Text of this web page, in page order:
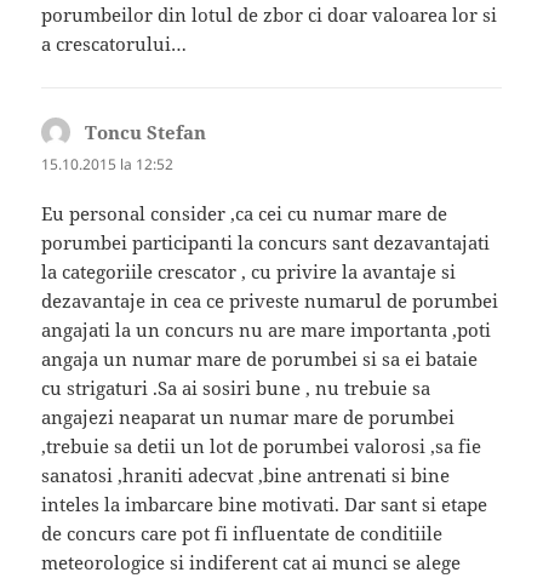
porumbeilor din lotul de zbor ci doar valoarea lor si
a crescatorului…
Toncu Stefan
15.10.2015 la 12:52
Eu personal consider ,ca cei cu numar mare de
porumbei participanti la concurs sant dezavantajati
la categoriile crescator , cu privire la avantaje si
dezavantaje in cea ce priveste numarul de porumbei
angajati la un concurs nu are mare importanta ,poti
angaja un numar mare de porumbei si sa ei bataie
cu strigaturi .Sa ai sosiri bune , nu trebuie sa
angajezi neaparat un numar mare de porumbei
,trebuie sa detii un lot de porumbei valorosi ,sa fie
sanatosi ,hraniti adecvat ,bine antrenati si bine
inteles la imbarcare bine motivati. Dar sant si etape
de concurs care pot fi influentate de conditiile
meteorologice si indiferent cat ai munci se alege